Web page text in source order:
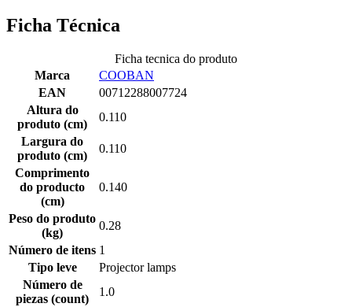
Ficha Técnica
Ficha tecnica do produto
Marca
COOBAN
EAN
00712288007724
Altura do
produto (cm)
0.110
Largura do
produto (cm)
0.110
Comprimento
do producto
(cm)
0.140
Peso do produto
(kg)
0.28
Número de itens 1
Tipo leve
Projector lamps
Número de
piezas (count)
1.0